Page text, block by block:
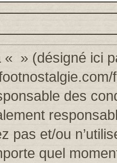
« » (désigné ici
des
pas et/ou
quel